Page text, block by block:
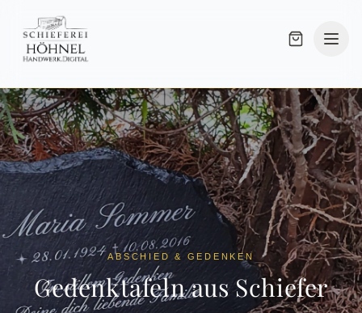
ABSCHIED & GEDENKEN
Gedenktafeln aus Schiefer
Holzkreuz Oval Gedenktafel Wild